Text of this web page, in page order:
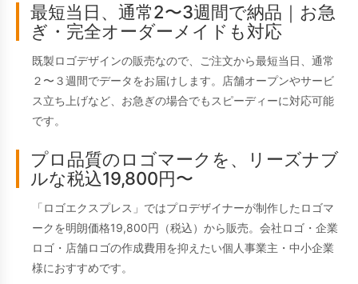
最短当日、通常2〜3週間で納品｜お急
ぎ・完全オーダーメイドも対応
既製ロゴデザインの販売なので、ご注文から最短当日、通常
２〜３週間でデータをお届けします。店舗オープンやサービ
ス立ち上げなど、お急ぎの場合でもスピーディーに対応可能
です。
プロ品質のロゴマークを、リーズナブ
ルな税込19,800円〜
「ロゴエクスプレス」ではプロデザイナーが制作したロゴマ
ークを明朗価格19,800円（税込）から販売。会社ロゴ・企業
ロゴ・店舗ロゴの作成費用を抑えたい個人事業主・中小企業
様におすすめです。